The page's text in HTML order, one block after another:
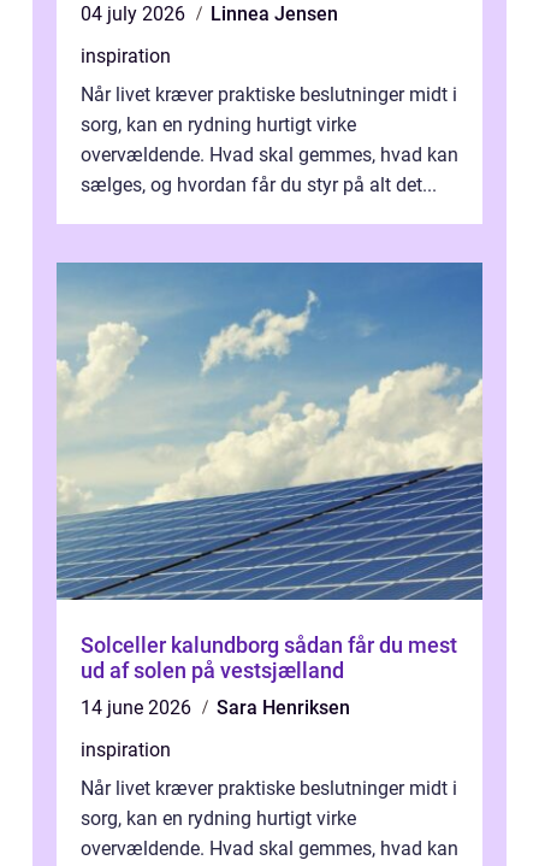
04 july 2026
Linnea Jensen
inspiration
Når livet kræver praktiske beslutninger midt i
sorg, kan en rydning hurtigt virke
overvældende. Hvad skal gemmes, hvad kan
sælges, og hvordan får du styr på alt det...
Solceller kalundborg sådan får du mest
ud af solen på vestsjælland
14 june 2026
Sara Henriksen
inspiration
Når livet kræver praktiske beslutninger midt i
sorg, kan en rydning hurtigt virke
overvældende. Hvad skal gemmes, hvad kan